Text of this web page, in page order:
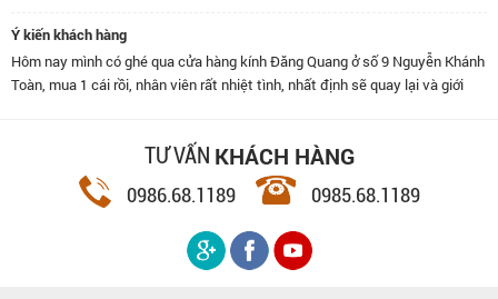
Ý kiến khách hàng
Hôm nay mình có ghé qua cửa hàng kính Đăng Quang ở số 9 Nguyễn Khánh
Toàn, mua 1 cái rồi, nhân viên rất nhiệt tình, nhất định sẽ quay lại và giới
TƯ VẤN KHÁCH HÀNG
0986.68.1189 0985.68.1189